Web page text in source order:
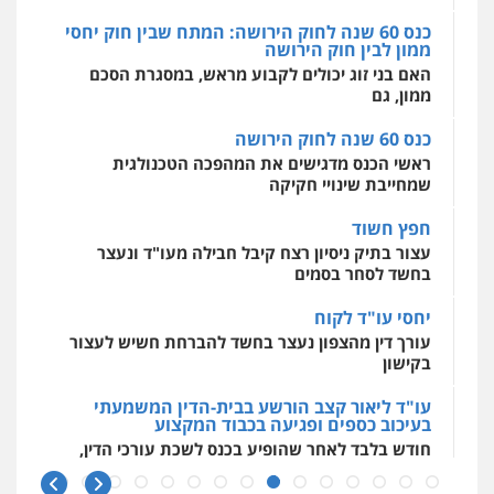
מרכז התחלה חדשה
אסירים עבירות מין שירותים מקצועיים
לעורכי דין
כנס 60 שנה לחוק הירושה: המתח שבין חוק יחסי
ממון לבין חוק הירושה
האם בני זוג יכולים לקבוע מראש, במסגרת הסכם
ממון, גם
כנס 60 שנה לחוק הירושה
ראשי הכנס מדגישים את המהפכה הטכנולגית
שמחייבת שינויי חקיקה
חפץ חשוד
עצור בתיק ניסיון רצח קיבל חבילה מעו"ד ונעצר
בחשד לסחר בסמים
יחסי עו"ד לקוח
עורך דין מהצפון נעצר בחשד להברחת חשיש לעצור
בקישון
עו"ד ליאור קצב הורשע בבית-הדין המשמעתי
בעיכוב כספים ופגיעה בכבוד המקצוע
חודש בלבד לאחר שהופיע בכנס לשכת עורכי הדין,
קצב הורשע